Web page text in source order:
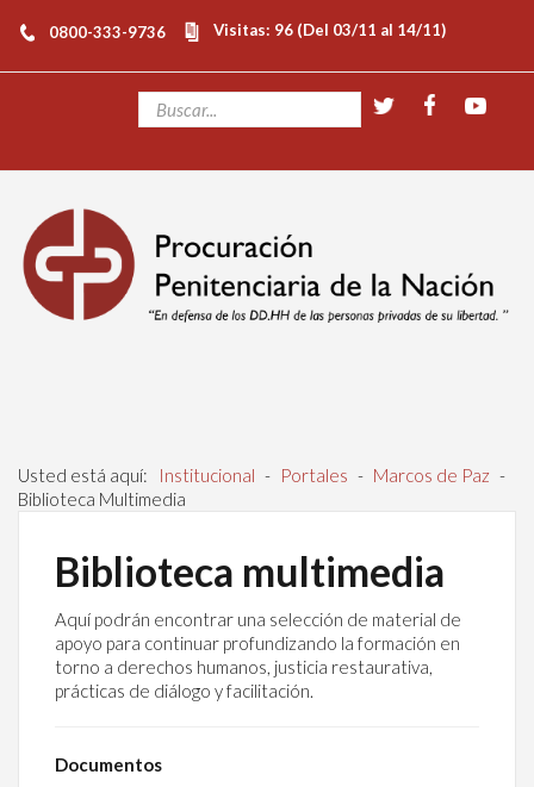
0800-333-9736 Visitas: 96 (Del 03/11 al 14/11)
Usted está aquí: Institucional - Portales - Marcos de Paz -
Biblioteca Multimedia
Biblioteca multimedia
Aquí podrán encontrar una selección de material de
apoyo para continuar profundizando la formación en
torno a derechos humanos, justicia restaurativa,
prácticas de diálogo y facilitación.
Documentos